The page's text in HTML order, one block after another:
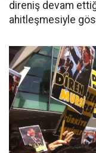
direniş devam
ahitleşmesiyle